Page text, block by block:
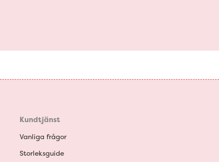
Kundtjänst
Vanliga frågor
Storleksguide